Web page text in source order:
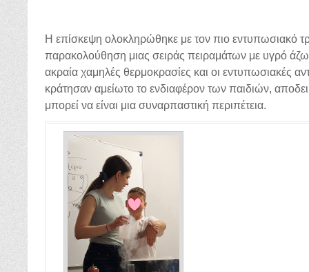
Η επίσκεψη ολοκληρώθηκε με τον πιο εντυπωσιακό
παρακολούθηση μιας σειράς πειραμάτων με υγρό
ακραία χαμηλές θερμοκρασίες και οι εντυπωσιακές
κράτησαν αμείωτο το ενδιαφέρον των παιδιών,
μπορεί να είναι μια συναρπαστική περιπέτεια.